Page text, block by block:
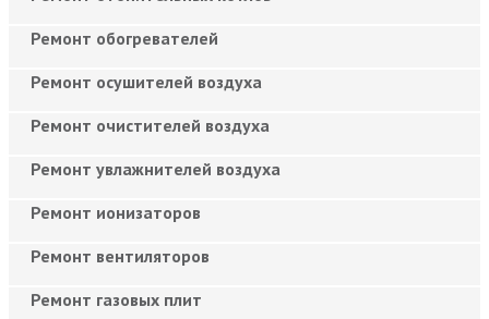
Ремонт обогревателей
Ремонт осушителей воздуха
Ремонт очистителей воздуха
Ремонт увлажнителей воздуха
Ремонт ионизаторов
Ремонт вентиляторов
Ремонт газовых плит